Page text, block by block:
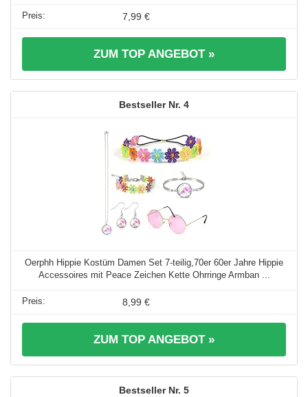
7,99 €
ZUM TOP ANGEBOT »
4
Oerphh Hippie Kostüm Damen Set 7-teilig,70er 60er Jahre Hippie
Accessoires mit Peace Zeichen Kette Ohrringe Armban ...
8,99 €
ZUM TOP ANGEBOT »
5